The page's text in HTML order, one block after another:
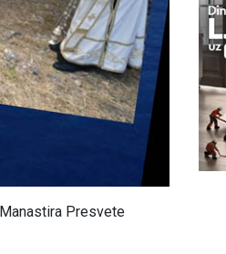
Presvete